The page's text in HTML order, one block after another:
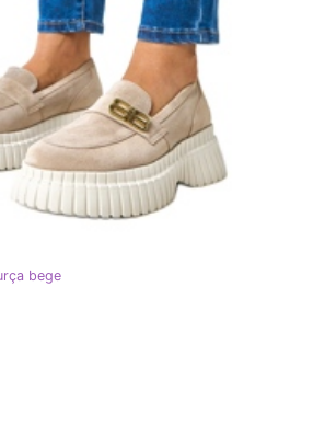
bege